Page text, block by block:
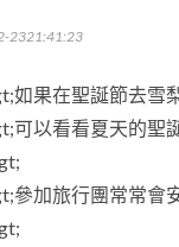
2321:41:23
如果在聖誕節去雪
可以看看夏天的聖
參加旅行團常常會